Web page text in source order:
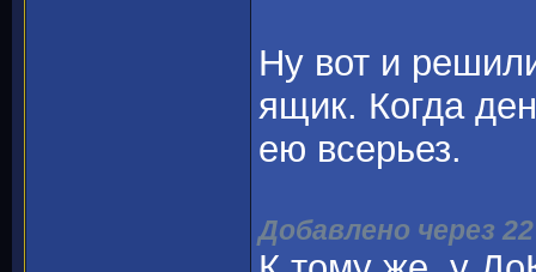
Ну вот и
ящик. Когда
ею всерьез.
Добавлено через